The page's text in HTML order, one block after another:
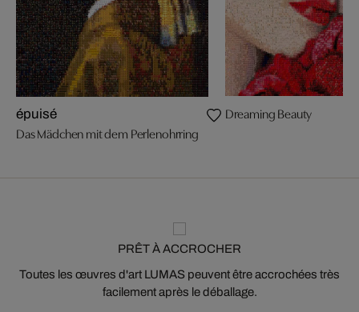
épuisé
Das Mädchen mit dem Perlenohrring
Dreaming Beauty
PRÊT À ACCROCHER
Toutes les œuvres d'art LUMAS peuvent être accrochées très
facilement après le déballage.